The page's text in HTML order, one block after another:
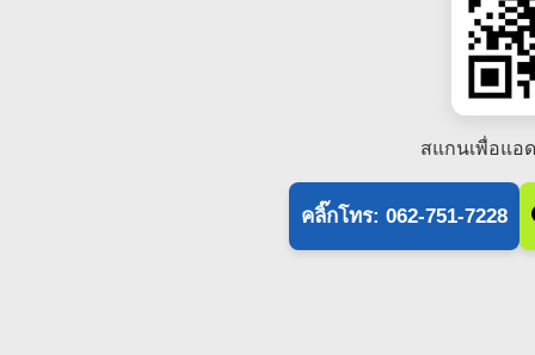
สแกนเพื่อแอ
คลิ๊กโทร: 062-751-7228